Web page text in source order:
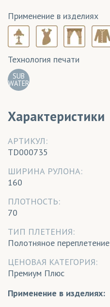
Применение в изделиях
Технология печати
SUB
WATER
Характеристики
АРТИКУЛ:
TD000735
ШИРИНА РУЛОНА:
160
ПЛОТНОСТЬ:
70
ТИП ПЛЕТЕНИЯ:
Полотняное переплетение
ЦЕНОВАЯ КАТЕГОРИЯ:
Премиум Плюс
Применение в изделиях: